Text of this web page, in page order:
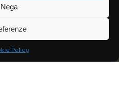
Nega
Policy